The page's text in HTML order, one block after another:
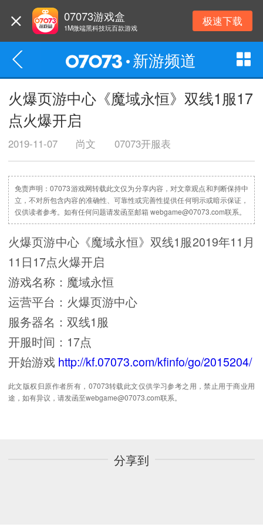
07073游戏盒
1M微端黑科技玩百款游戏 极速下载
新游频道
火爆页游中心《魔域永恒》双线1服17
点火爆开启
2019-11-07 尚文 07073开服表
免责声明：07073游戏网转载此文仅为分享内容，对文章观点和判断保持中
立，不对所包含内容的准确性、可靠性或完善性提供任何明示或暗示保证，
仅供读者参考。如有任何问题请发函至邮箱 webgame@07073.com联系。
火爆页游中心《魔域永恒》双线1服2019年11月
11日17点火爆开启
游戏名称：魔域永恒
运营平台：火爆页游中心
服务器名：双线1服
开服时间：17点
开始游戏 http://kf.07073.com/kfinfo/go/2015204/
此文版权归原作者所有，07073转载此文仅供学习参考之用，禁止用于商业用
途，如有异议，请发函至webgame@07073.com联系。
分享到